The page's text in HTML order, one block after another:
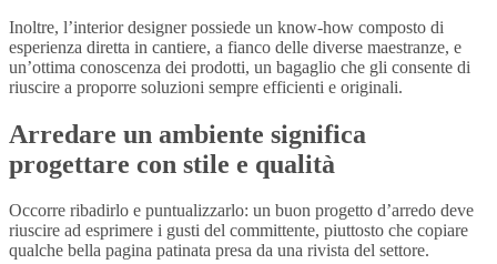
Inoltre, l’interior designer possiede un know-how composto di
esperienza diretta in cantiere, a fianco delle diverse maestranze, e
un’ottima conoscenza dei prodotti, un bagaglio che gli consente di
riuscire a proporre soluzioni sempre efficienti e originali.
Arredare un ambiente significa
progettare con stile e qualità
Occorre ribadirlo e puntualizzarlo: un buon progetto d’arredo deve
riuscire ad esprimere i gusti del committente, piuttosto che copiare
qualche bella pagina patinata presa da una rivista del settore.